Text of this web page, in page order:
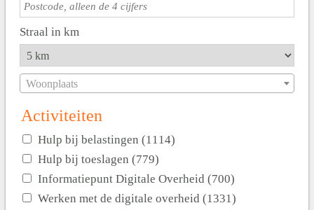
Straal in km
Woonplaats
Activiteiten
Hulp bij belastingen (1114)
Hulp bij toeslagen (779)
Informatiepunt Digitale Overheid (700)
Werken met de digitale overheid (1331)